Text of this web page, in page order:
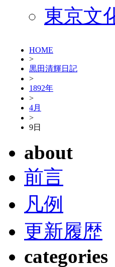
東京文
HOME
>
黒田清輝日記
>
1892年
>
4月
>
9日
about
前言
凡例
更新履歴
categories